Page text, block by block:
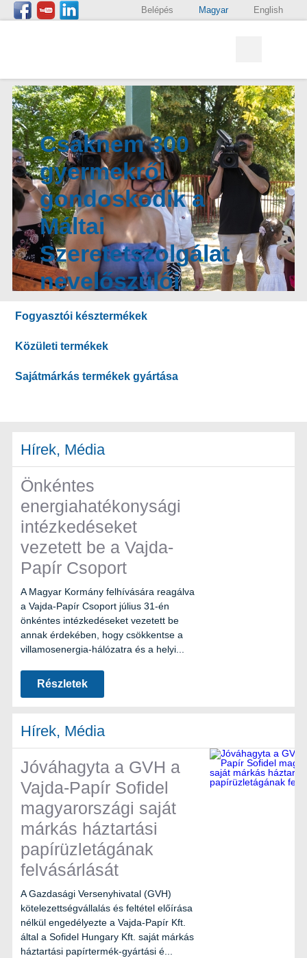
English
Magyar
Belépés
Csaknem 300
gyermekről
gondoskodik a
Máltai
Szeretetszolgálat
nevelőszülői
hálózata
Részletek
Fogyasztói késztermékek
Közületi termékek
Sajátmárkás termékek gyártása
Hírek, Média
Önkéntes
energiahatékonysági
intézkedéseket
vezetett be a Vajda-
Papír Csoport
A Magyar Kormány felhívására reagálva
a Vajda-Papír Csoport július 31-én
önkéntes intézkedéseket vezetett be
annak érdekében, hogy csökkentse a
villamosenergia-hálózatra és a helyi...
Részletek
Hírek, Média
Jóváhagyta a GVH a
Vajda-Papír Sofidel
magyarországi saját
márkás háztartási
papírüzletágának
felvásárlását
A Gazdasági Versenyhivatal (GVH)
kötelezettségvállalás és feltétel előírása
nélkül engedélyezte a Vajda-Papír Kft.
által a Sofidel Hungary Kft. saját márkás
háztartási papírtermék-gyártási é...